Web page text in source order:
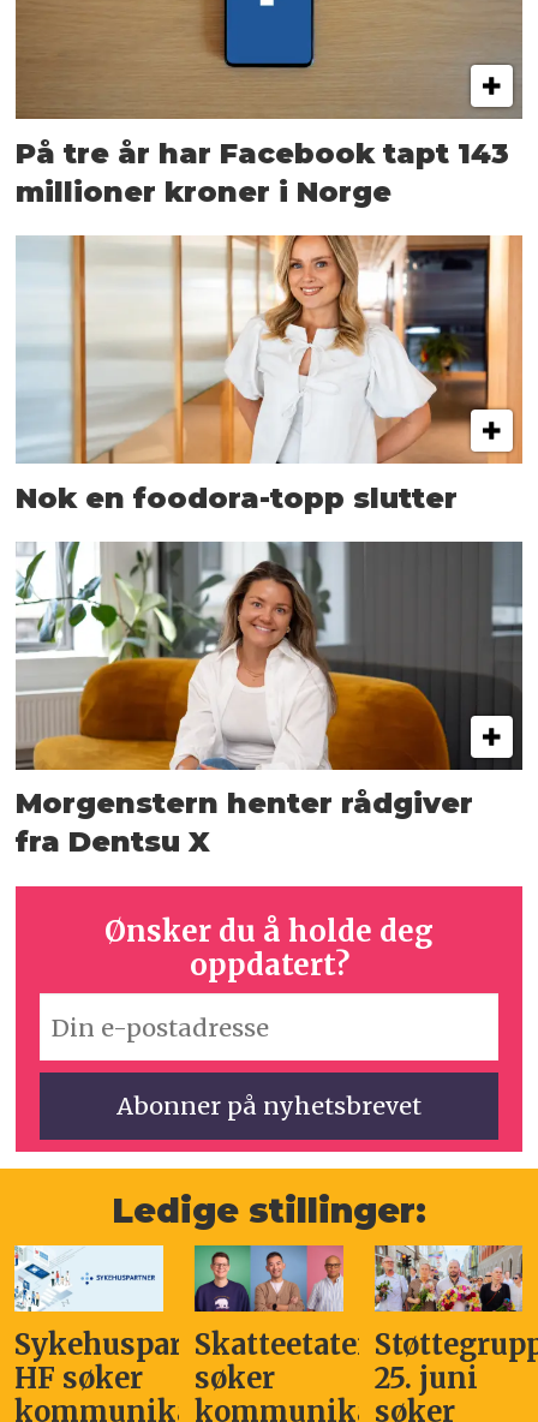
På tre år har Facebook tapt 143
millioner kroner i Norge
Nok en foodora-topp slutter
Morgenstern henter rådgiver
fra Dentsu X
Ønsker du å holde deg
oppdatert?
Ledige stillinger:
Sykehuspartner
HF søker
kommunikasjonssjef
Skatteetaten
søker
kommunikasjonsleder
25. juni
søker